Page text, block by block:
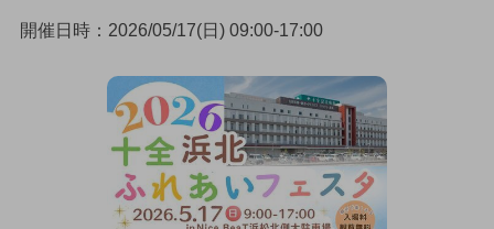
開催日時：2026/05/17(日) 09:00-17:00